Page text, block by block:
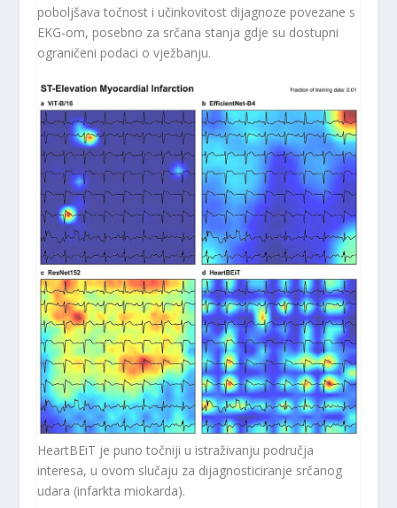
poboljšava točnost i učinkovitost dijagnoze povezane s
EKG-om, posebno za srčana stanja gdje su dostupni
ograničeni podaci o vježbanju.
HeartBEiT je puno točniji u istraživanju područja
interesa, u ovom slučaju za dijagnosticiranje srčanog
udara (infarkta miokarda).